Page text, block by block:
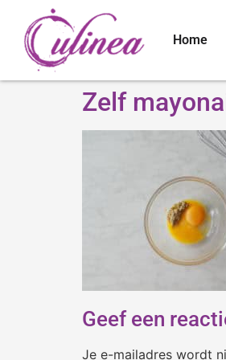
Home
Zelf
Geef een
Je e-mailadres wordt